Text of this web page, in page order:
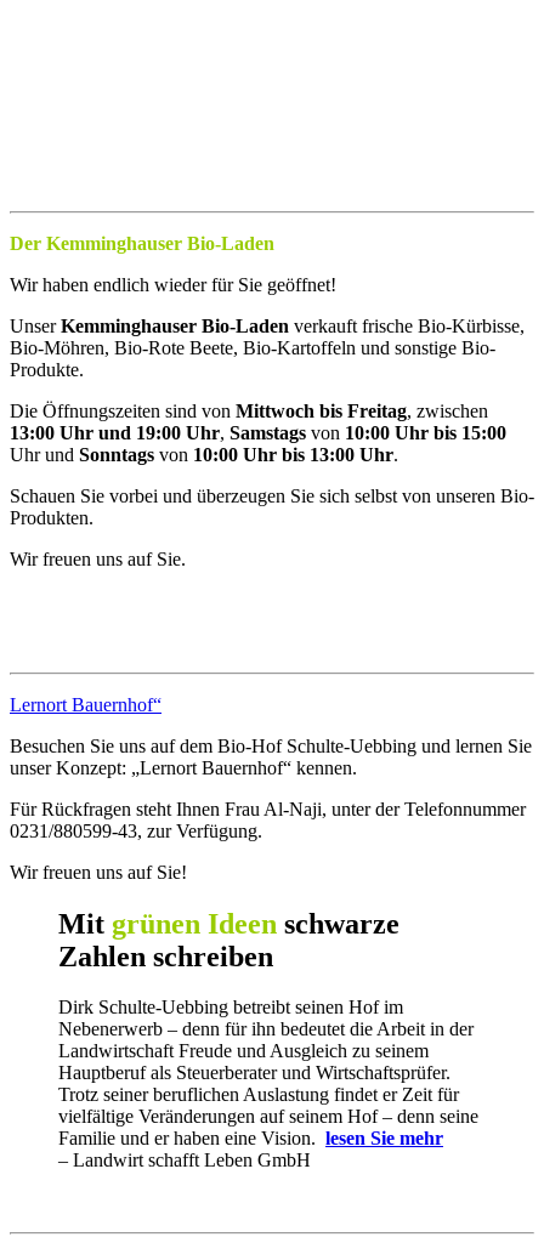
Der Kemminghauser Bio-Laden
Wir haben endlich wieder für Sie geöffnet!
UnserKemminghauser Bio-Laden verkauft frische Bio-Kürbisse,
Bio-Möhren, Bio-Rote Beete, Bio-Kartoffeln und sonstige Bio-
Produkte.
Die Öffnungszeiten sind von Mittwoch bis Freitag, zwischen
13:00 Uhr und 19:00 Uhr, Samstags von 10:00 Uhr bis 15:00
Uhr und Sonntags von 10:00 Uhr bis 13:00 Uhr.
Schauen Sie vorbei und überzeugen Sie sich selbst von unseren Bio-
Produkten.
Wir freuen uns auf Sie.
Lernort Bauernhof“
Besuchen Sie uns auf dem Bio-Hof Schulte-Uebbing und lernen Sie
unser Konzept: „Lernort Bauernhof“ kennen.
Für Rückfragen steht Ihnen Frau Al-Naji, unter der Telefonnummer
0231/880599-43, zur Verfügung.
Wir freuen uns auf Sie!
Mit grünen Ideen schwarze
Zahlen schreiben
Dirk Schulte-Uebbing betreibt seinen Hof im
Nebenerwerb – denn für ihn bedeutet die Arbeit in der
Landwirtschaft Freude und Ausgleich zu seinem
Hauptberuf als Steuerberater und Wirtschaftsprüfer.
Trotz seiner beruflichen Auslastung findet er Zeit für
vielfältige Veränderungen auf seinem Hof – denn seine
Familie und er haben eine Vision. lesen Sie mehr
– Landwirt schafft Leben GmbH